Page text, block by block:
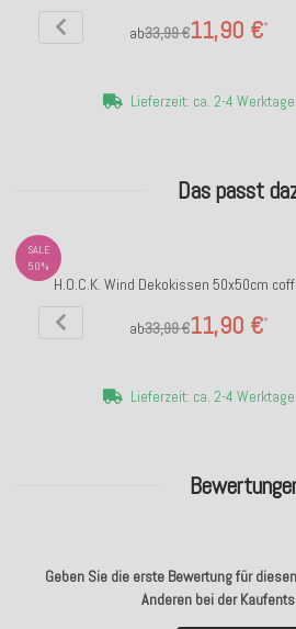
Geben Sie die erste Bewertung für
Anderen bei der
ab 11,90 €*
33,99 €
Lieferzeit: ca. 2-4 Werktage
Das passt
SALE
50%
H.O.C.K. Wind Dekokissen 50x50cm
ab 11,90 €*
33,99 €
Lieferzeit: ca. 2-4 Werktage